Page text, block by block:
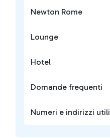
Newton Rome
Lounge
Hotel
Domande frequenti
Numeri e indirizzi utili